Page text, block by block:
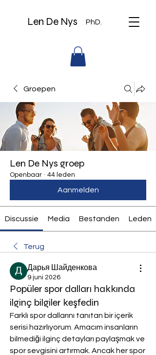
Len De Nys PhD.
Groepen
Len De Nys groep
Openbaar · 44 leden
Aanmelden
Discussie Media Bestanden Leden
Terug
Дарья Шайденкова
9 juni 2026
Popüler spor dalları hakkında
ilginç bilgiler keşfedin
Farklı spor dallarını tanıtan bir içerik
serisi hazırlıyorum. Amacım insanların
bilmediği ilginç detayları paylaşmak ve
spor sevgisini artırmak. Ancak her spor